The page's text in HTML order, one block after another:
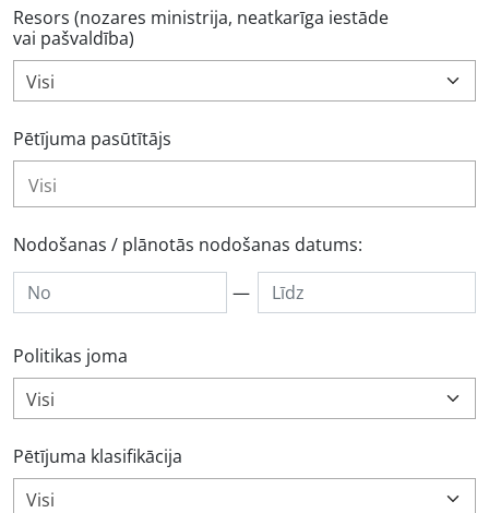
Resors (nozares ministrija, neatkarīga iestāde
vai pašvaldība)
Visi
Pētījuma pasūtītājs
Nodošanas / plānotās nodošanas datums:
—
Politikas joma
Visi
Pētījuma klasifikācija
Visi